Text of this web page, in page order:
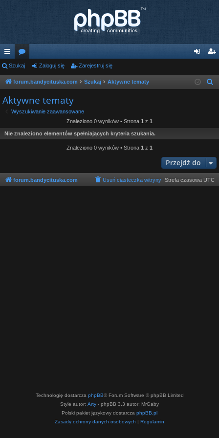
ię
ce
j
…
or
a og ej
si
Szukaj Zaloguj się Zarejestruj się
forum.bandycituska.com Szukaj Aktywne tematy
Aktywne tematy
Wyszukiwanie zaawansowane
Znaleziono 0 wyników • Strona 1 z 1
Nie znaleziono elementów spełniających kryteria szukania.
Znaleziono 0 wyników • Strona 1 z 1
Przejdź do
forum.bandycituska.com Strefa czasowa UTC
Usuń ciasteczka witryny
Technologię dostarcza phpBB® Forum Software © phpBB Limited
Style autor: Arty - phpBB 3.3 autor: MrGaby
Polski pakiet językowy dostarcza phpBB.pl
Zasady ochrony danych osobowych | Regulamin